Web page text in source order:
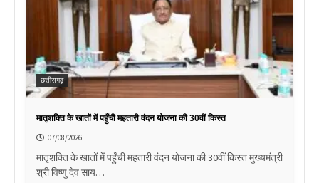
छत्तीसगढ़
मातृशक्ति के खातों में पहुँची महतारी वंदन योजना की 30वीं किस्त
07/08/2026
मातृशक्ति के खातों में पहुँची महतारी वंदन योजना की 30वीं किस्त मुख्यमंत्री
श्री विष्णु देव साय…